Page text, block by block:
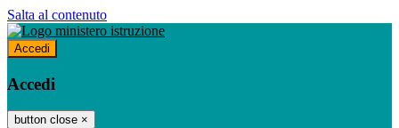
Salta al contenuto
Accedi
Accedi
button close ×